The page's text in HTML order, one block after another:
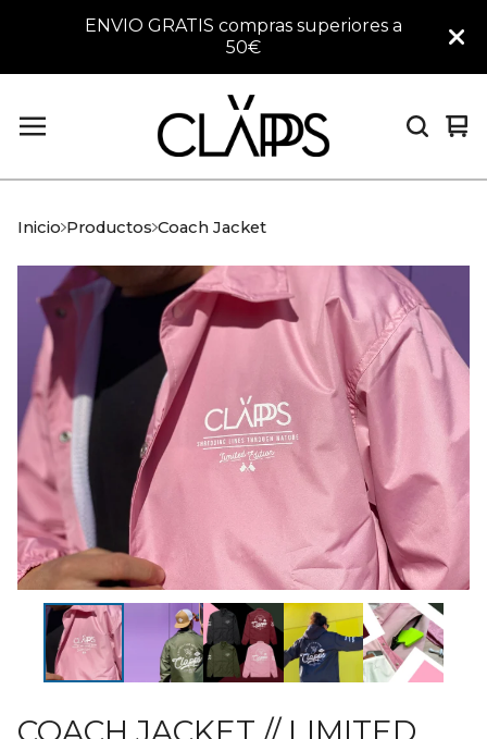
ENVIO GRATIS compras superiores a
50€
Ver
0
Inicio Productos Coach Jacket